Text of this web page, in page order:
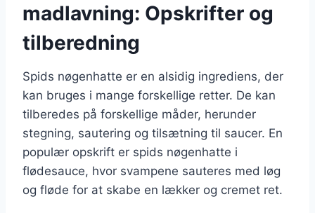
madlavning: Opskrifter og
tilberedning
Spids nøgenhatte er en alsidig ingrediens, der
kan bruges i mange forskellige retter. De kan
tilberedes på forskellige måder, herunder
stegning, sautering og tilsætning til saucer. En
populær opskrift er spids nøgenhatte i
flødesauce, hvor svampene sauteres med løg
og fløde for at skabe en lækker og cremet ret.